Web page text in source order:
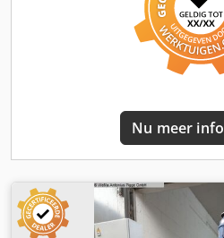
en gereedschap Dcjdpjgmu A
Nu meer